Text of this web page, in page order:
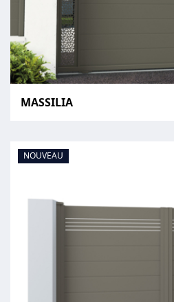
MASSILIA
NOUVEAU